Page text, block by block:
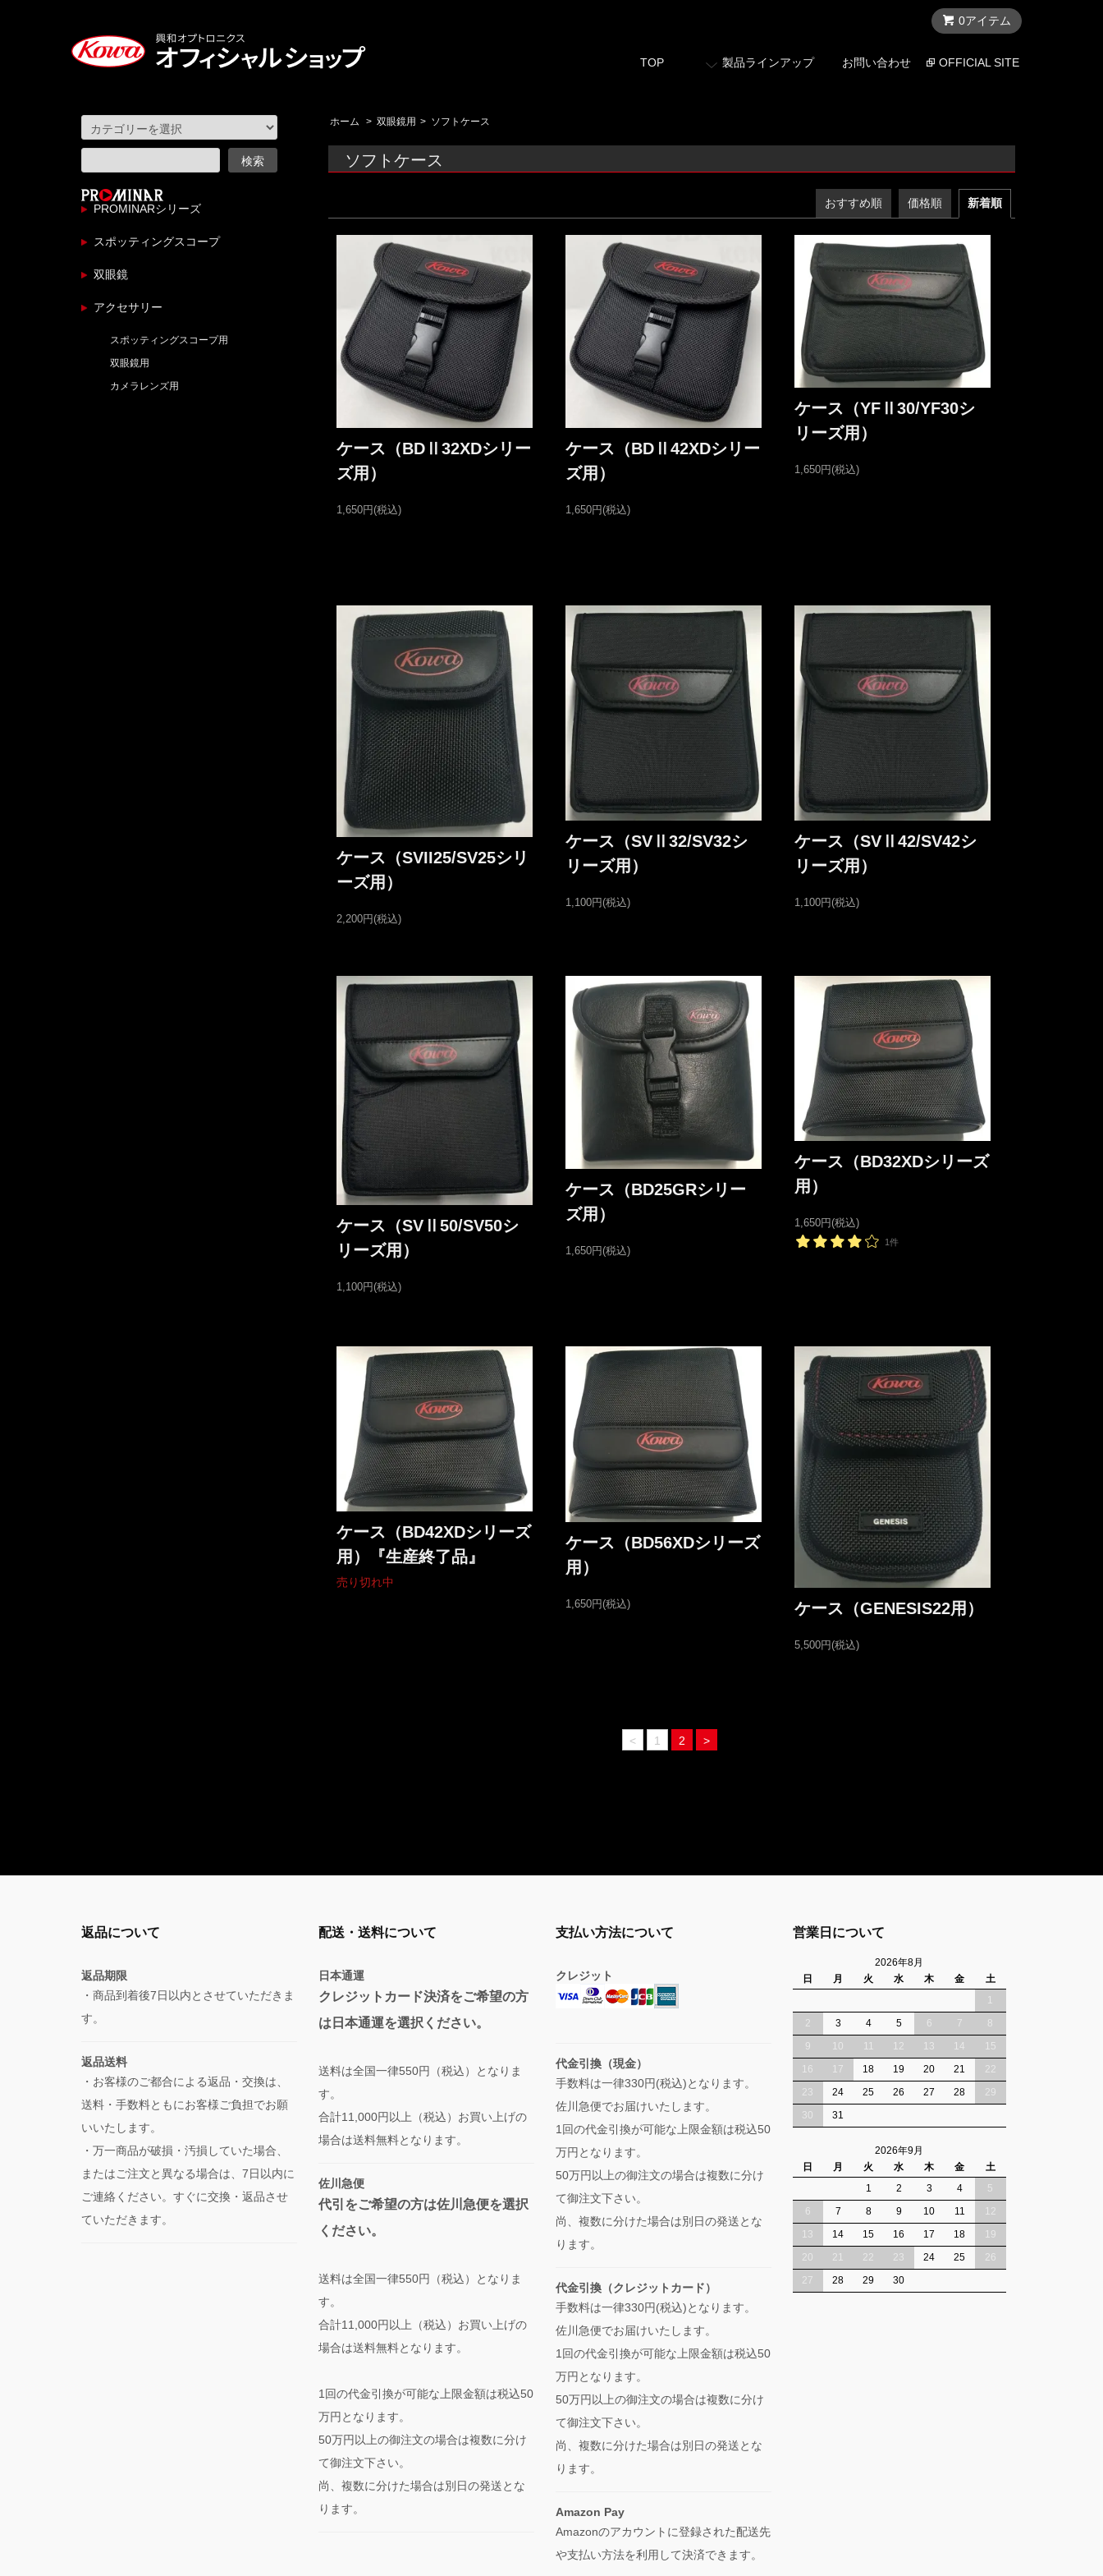
0アイテム
TOP 製品ラインアップ お問い合わせ OFFICIAL SITE
ホーム > 双眼鏡用 > ソフトケース
ソフトケース
おすすめ順 価格順 新着順
ケース（BDⅡ32XDシリー
ズ用）
1,650円(税込)
ケース（BDⅡ42XDシリー
ズ用）
1,650円(税込)
ケース（YFⅡ30/YF30シ
リーズ用）
1,650円(税込)
ケース（SVII25/SV25シリ
ーズ用）
2,200円(税込)
ケース（SVⅡ32/SV32シ
リーズ用）
1,100円(税込)
ケース（SVⅡ42/SV42シ
リーズ用）
1,100円(税込)
ケース（SVⅡ50/SV50シ
リーズ用）
1,100円(税込)
ケース（BD25GRシリー
ズ用）
1,650円(税込)
ケース（BD32XDシリーズ
用）
1,650円(税込)
1件
ケース（BD42XDシリーズ
用）『生産終了品』
売り切れ中
ケース（BD56XDシリーズ
用）
1,650円(税込) ケース（GENESIS22用）
5,500円(税込)
< 1 2 >
PROMINARシリーズ
スポッティングスコープ
双眼鏡
アクセサリー
スポッティングスコープ用
双眼鏡用
カメラレンズ用
返品について
返品期限
・商品到着後7日以内とさせていただきま
す。
返品送料
・お客様のご都合による返品・交換は、
送料・手数料ともにお客様ご負担でお願
いいたします。
・万一商品が破損・汚損していた場合、
またはご注文と異なる場合は、7日以内に
ご連絡ください。すぐに交換・返品させ
ていただきます。
配送・送料について
日本通運
クレジットカード決済をご希望の方
は日本通運を選択ください。
送料は全国一律550円（税込）となりま
す。
合計11,000円以上（税込）お買い上げの
場合は送料無料となります。
佐川急便
代引をご希望の方は佐川急便を選択
ください。
送料は全国一律550円（税込）となりま
す。
合計11,000円以上（税込）お買い上げの
場合は送料無料となります。
1回の代金引換が可能な上限金額は税込50
万円となります。
50万円以上の御注文の場合は複数に分け
て御注文下さい。
尚、複数に分けた場合は別日の発送とな
ります。
支払い方法について
クレジット
代金引換（現金）
手数料は一律330円(税込)となります。
佐川急便でお届けいたします。
1回の代金引換が可能な上限金額は税込50
万円となります。
50万円以上の御注文の場合は複数に分け
て御注文下さい。
尚、複数に分けた場合は別日の発送とな
ります。
代金引換（クレジットカード）
手数料は一律330円(税込)となります。
佐川急便でお届けいたします。
1回の代金引換が可能な上限金額は税込50
万円となります。
50万円以上の御注文の場合は複数に分け
て御注文下さい。
尚、複数に分けた場合は別日の発送とな
ります。
Amazon Pay
Amazonのアカウントに登録された配送先
や支払い方法を利用して決済できます。
営業日について
2026年8月
日
月 火 水 木 金
土
1
2
3 4 5 6 7
8
9
10 11 12 13 14
15
16
17 18 19 20 21
22
23
24 25 26 27 28
29
30
31
2026年9月
日
月 火 水 木 金
土
1
2 3 4
5
6
7 8 9 10 11
12
13
14 15 16 17 18
19
20
21 22 23 24 25
26
27
28 29 30